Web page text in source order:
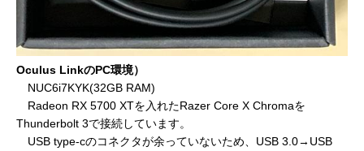
Oculus LinkのPC環境）
NUC6i7KYK(32GB RAM)
Radeon RX 5700 XTを入れたRazer Core X Chromaを
Thunderbolt 3で接続しています。
USB type-cのコネクタが余っていないため、USB 3.0→USB